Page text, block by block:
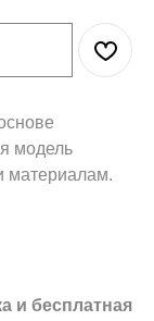
модель
материалам.
и бесплатная